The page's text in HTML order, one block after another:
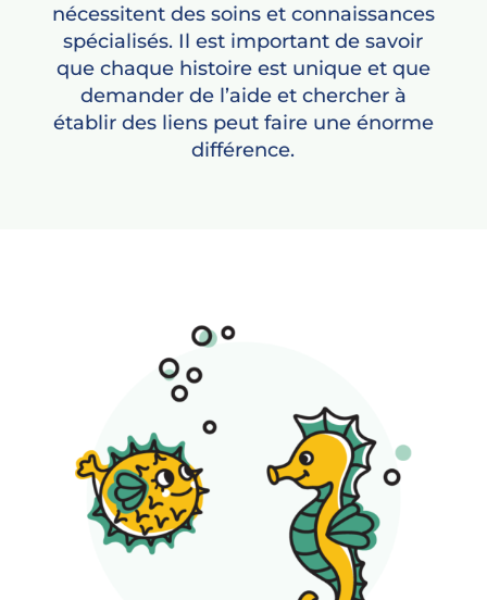
nécessitent des soins et connaissances
spécialisés. Il est important de savoir
que chaque histoire est unique et que
demander de l’aide et chercher à
établir des liens peut faire une énorme
différence.